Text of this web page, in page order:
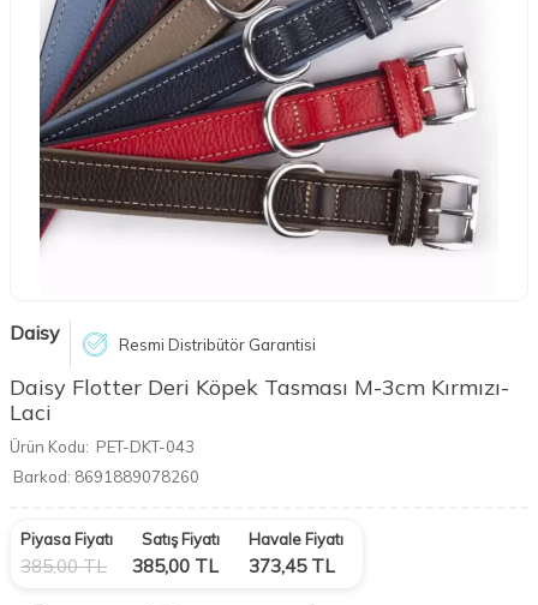
Daisy Resmi Distribütör Garantisi
Daisy Flotter Deri Köpek Tasması M-3cm Kırmızı-
Laci
Ürün Kodu: PET-DKT-043
Barkod: 8691889078260
Piyasa Fiyatı
385,00TL
Satış Fiyatı
385,00 TL
Havale Fiyatı
373,45TL